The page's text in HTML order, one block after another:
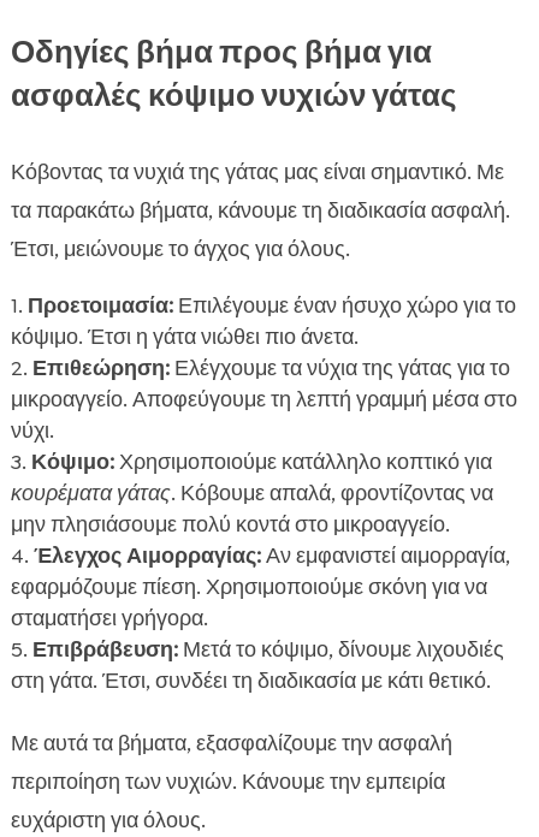
Οδηγίες βήμα προς βήμα για
ασφαλές κόψιμο νυχιών γάτας
Κόβοντας τα νυχιά της γάτας μας είναι σημαντικό. Με
τα παρακάτω βήματα, κάνουμε τη διαδικασία ασφαλή.
Έτσι, μειώνουμε το άγχος για όλους.
Προετοιμασία:Επιλέγουμε έναν ήσυχο χώρο για το
κόψιμο. Έτσι η γάτα νιώθει πιο άνετα.
Επιθεώρηση:Ελέγχουμε τα νύχια της γάτας για το
μικροαγγείο. Αποφεύγουμε τη λεπτή γραμμή μέσα στο
νύχι.
Κόψιμο:Χρησιμοποιούμε κατάλληλο κοπτικό για
κουρέματα γάτας. Κόβουμε απαλά, φροντίζοντας να
μην πλησιάσουμε πολύ κοντά στο μικροαγγείο.
Έλεγχος Αιμορραγίας:Αν εμφανιστεί αιμορραγία,
εφαρμόζουμε πίεση. Χρησιμοποιούμε σκόνη για να
σταματήσει γρήγορα.
Επιβράβευση:Μετά το κόψιμο, δίνουμε λιχουδιές
στη γάτα. Έτσι, συνδέει τη διαδικασία με κάτι θετικό.
Με αυτά τα βήματα, εξασφαλίζουμε την ασφαλή
περιποίηση των νυχιών. Κάνουμε την εμπειρία
ευχάριστη για όλους.